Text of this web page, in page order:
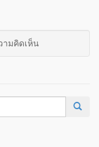
มคิดเห็น